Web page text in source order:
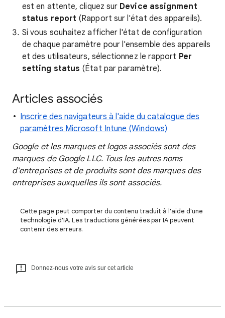
est en attente, cliquez sur Device assignment
status report (Rapport sur l'état des appareils).
Si vous souhaitez afficher l'état de configuration
de chaque paramètre pour l'ensemble des appareils
et des utilisateurs, sélectionnez le rapport Per
setting status (État par paramètre).
Articles associés
Inscrire des navigateurs à l'aide du catalogue des
paramètres Microsoft Intune (Windows)
Google et les marques et logos associés sont des
marques de Google LLC. Tous les autres noms
d'entreprises et de produits sont des marques des
entreprises auxquelles ils sont associés.
Cette page peut comporter du contenu traduit à l'aide d'une
technologie d'IA. Les traductions générées par IA peuvent
contenir des erreurs.
Donnez-nous votre avis sur cet article